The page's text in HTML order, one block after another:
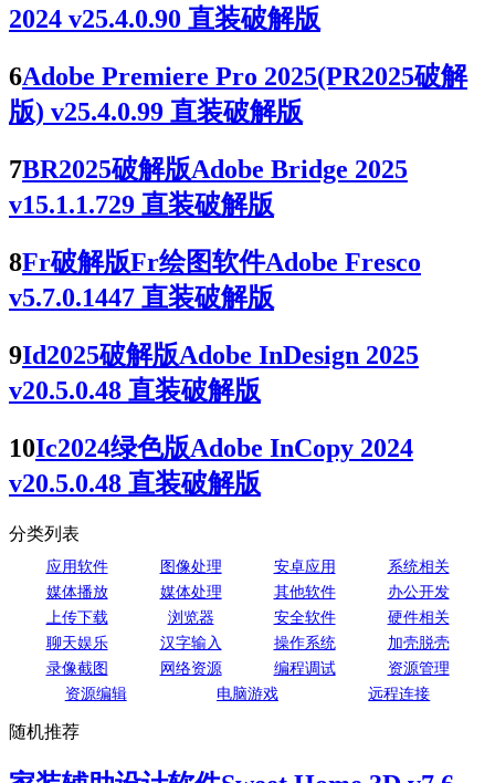
2024 v25.4.0.90 直装破解版
6Adobe Premiere Pro 2025(PR2025破解
版) v25.4.0.99 直装破解版
7BR2025破解版Adobe Bridge 2025
v15.1.1.729 直装破解版
8Fr破解版Fr绘图软件Adobe Fresco
v5.7.0.1447 直装破解版
9Id2025破解版Adobe InDesign 2025
v20.5.0.48 直装破解版
10Ic2024绿色版Adobe InCopy 2024
v20.5.0.48 直装破解版
分类列表
应用软件 图像处理 安卓应用
系统相关
媒体播放
媒体处理 其他软件
办公开发
上传下载
浏览器 安全软件
硬件相关
聊天娱乐
汉字输入 操作系统
加壳脱壳
录像截图
网络资源 编程调试
资源管理
资源编辑
电脑游戏 远程连接
随机推荐